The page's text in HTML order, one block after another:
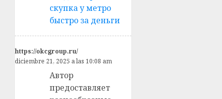
скупка у метро
быстро за деньги
https://okcgroup.ru/
diciembre 21, 2025 a las 10:08 am
Автор
предоставляет